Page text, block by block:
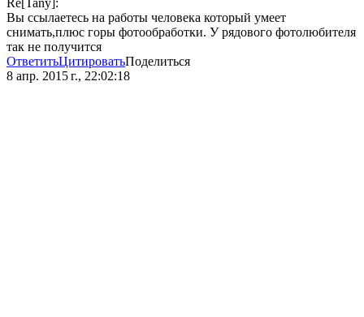
Re[Tany]:
Вы ссылаетесь на работы человека который умеет
снимать,плюс горы фотообработки. У рядового фотолюбителя
так не получится
ОтветитьЦитироватьПоделиться
8 апр. 2015 г., 22:02:18